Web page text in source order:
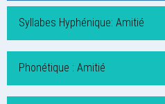
Syllabes Hyphénique: Amitié
Phonétique : Amitié